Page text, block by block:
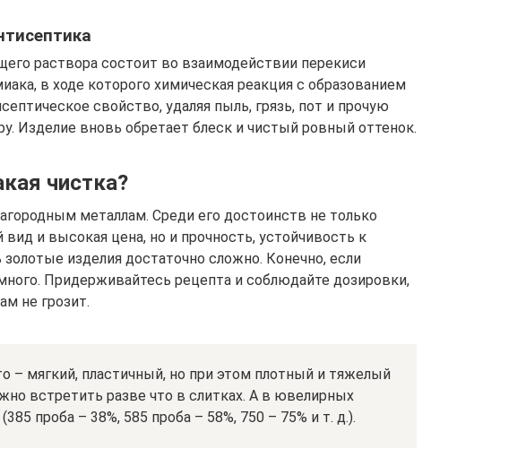
раствора состоит во взаимодействии перекиси
в ходе которого химическая реакция с образованием
свойство, удаляя пыль, грязь, пот и прочую
Изделие вновь обретает блеск и чистый ровный оттенок.
чистка?
металлам. Среди его достоинств не только
и высокая цена, но и прочность, устойчивость к
изделия достаточно сложно. Конечно, если
Придерживайтесь рецепта и соблюдайте дозировки,
не грозит.
– мягкий, пластичный, но при этом плотный и тяжелый
встретить разве что в слитках. А в ювелирных
проба – 38%, 585 проба – 58%, 750 – 75% и т. д.).